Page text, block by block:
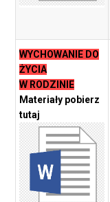
WYCHOWANIE DO
ŻYCIA
W RODZINIE
Materiały pobierz
tutaj